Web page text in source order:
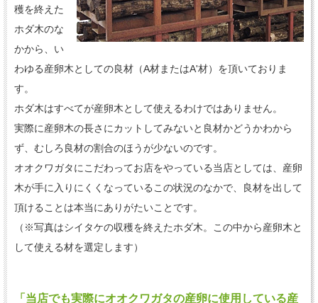
穫を終えた
ホダ木のな
かから、い
わゆる産卵木としての良材（A材またはA'材）を頂いておりま
す。
ホダ木はすべてが産卵木として使えるわけではありません。
実際に産卵木の長さにカットしてみないと良材かどうかわから
ず、むしろ良材の割合のほうが少ないのです。
オオクワガタにこだわってお店をやっている当店としては、産卵
木が手に入りにくくなっているこの状況のなかで、良材を出して
頂けることは本当にありがたいことです。
（※写真はシイタケの収穫を終えたホダ木。この中から産卵木と
して使える材を選定します）
「当店でも実際にオオクワガタの産卵に使用している産